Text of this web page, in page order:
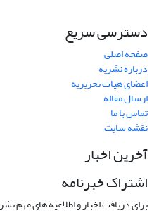
دسترسی سریع
صفحه اصلی
درباره نشریه
اعضای هیات تحریریه
ارسال مقاله
تماس با ما
نقشه سایت
آخرین اخبار
اشتراک خبرنامه
برای دریافت اخبار و اطلاعیه های مهم